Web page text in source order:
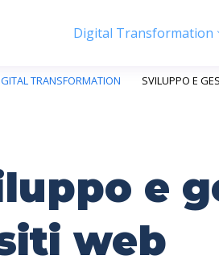
Digital Transformation
TRANSFORMATION SVILUPPO E
e
web